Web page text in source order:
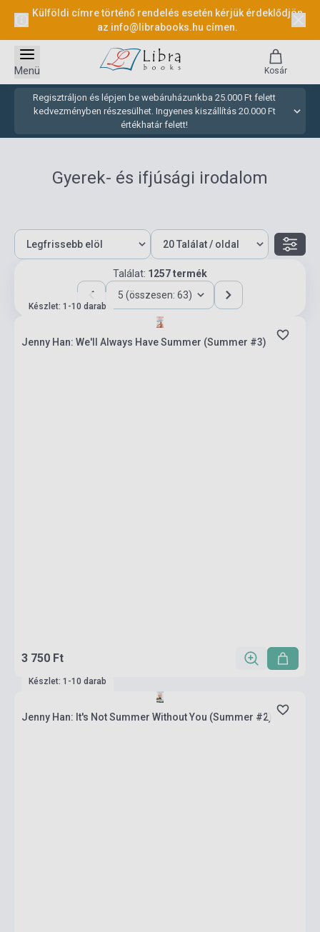
Külföldi címre történő rendelés esetén kérjük érdeklődjön
az info@librabooks.hu címen.
Regisztráljon és lépjen be webáruházunkba 25.000 Ft felett
kedvezményben részesülhet. Ingyenes kiszállítás 20.000 Ft
értékhatár felett!
Menü Kosár
Gyerek- és ifjúsági irodalom
Találat: 1257 termék
5 (összesen: 63)
Készlet: 1-10 darab
Jenny Han: We'll Always Have Summer (Summer #3)
3 750 Ft
Készlet: 1-10 darab
Jenny Han: It's Not Summer Without You (Summer #2)